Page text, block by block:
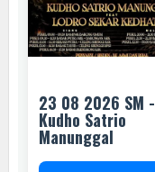
23 08 2026 SM -
Kudho Satrio
Manunggal